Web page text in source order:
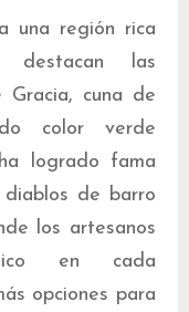
una región rica
las
Gracia, cuna de
color verde
logrado fama
de barro
los artesanos
en cada
opciones para